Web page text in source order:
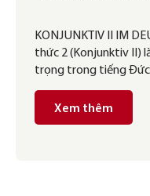
KONJUNKTIV II IM
thức 2 (Konjunktiv II)
trọng trong tiếng
Xem thêm